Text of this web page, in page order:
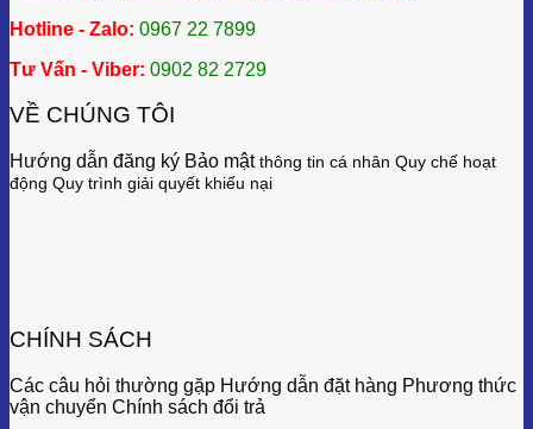
Hotline - Zalo: 0967 22 7899
Tư Vấn - Viber: 0902 82 2729
VỀ CHÚNG TÔI
Hướng dẫn đăng ký Bảo mậtthông tin cá nhân Quy chế hoạt
động Quy trình giải quyết khiếu nại
CHÍNH SÁCH
Các câu hỏi thường gặp Hướng dẫn đặt hàng Phương thức
vận chuyển Chính sách đổi trả